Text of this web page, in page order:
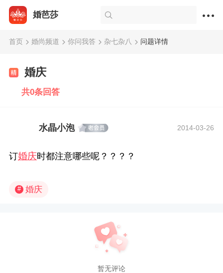
婚芭莎
首页 婚尚频道 你问我答 杂七杂八 问题详情
婚庆
共0条回答
水晶小泡 2014-03-26
订婚庆时都注意哪些呢？？？？
# 婚庆
暂无评论